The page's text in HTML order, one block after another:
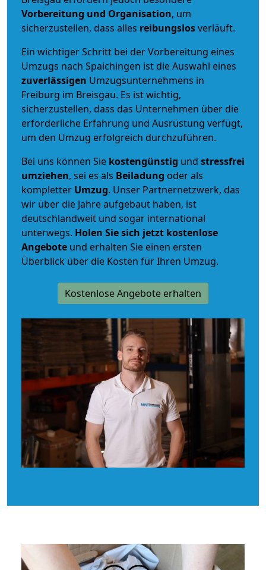
Vorbereitung und Organisation, um
sicherzustellen, dass alles reibungslosverläuft.
Ein wichtiger Schritt bei der Vorbereitung eines
Umzugs nach Spaichingen ist die Auswahl eines
zuverlässigen Umzugsunternehmens in
Freiburg im Breisgau. Es ist wichtig,
sicherzustellen, dass das Unternehmen über die
erforderliche Erfahrung und Ausrüstung verfügt,
um den Umzug erfolgreich durchzuführen.
Bei uns können Sie kostengünstig und stressfrei
umziehen, sei es als Beiladung oder als
kompletter Umzug. Unser Partnernetzwerk, das
wir über die Jahre aufgebaut haben, ist
deutschlandweit und sogar international
unterwegs. Holen Sie sich jetzt kostenlose
Angebote und erhalten Sie einen ersten
Überblick über die Kosten für Ihren Umzug.
Kostenlose Angebote erhalten